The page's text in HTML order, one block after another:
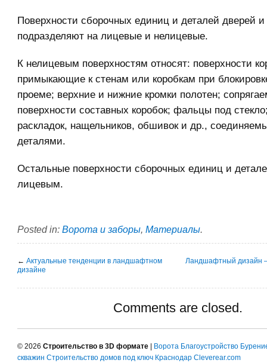
Поверхности сборочных единиц и деталей дверей и
подразделяют на лицевые и нелицевые.
К нелицевым поверхностям относят: поверхности
примыкающие к стенам или коробкам при
проеме; верхние и нижние кромки полотен;
поверхности составных коробок; фальцы под
раскладок, нащельников, обшивок и др.,
деталями.
Остальные поверхности сборочных единиц и
лицевым.
Posted in: Ворота и заборы, Материалы.
← Актуальные тенденции в ландшафтном
дизайне
Ландшафтный дизайн
Comments are closed.
© 2026 Строительство в 3D формате | Ворота Благоустройство
скважин Строительство домов под ключ Краснодар Cleverear.com